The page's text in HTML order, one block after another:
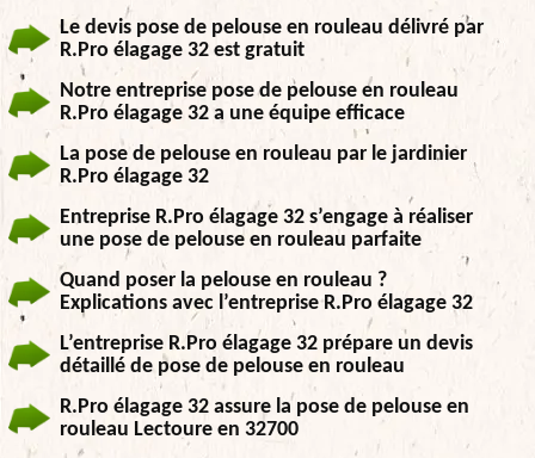
Le devis pose de pelouse en rouleau délivré par
R.Pro élagage 32 est gratuit
Notre entreprise pose de pelouse en rouleau
R.Pro élagage 32 a une équipe efficace
La pose de pelouse en rouleau par le jardinier
R.Pro élagage 32
Entreprise R.Pro élagage 32 s’engage à réaliser
une pose de pelouse en rouleau parfaite
Quand poser la pelouse en rouleau ?
Explications avec l’entreprise R.Pro élagage 32
L’entreprise R.Pro élagage 32 prépare un devis
détaillé de pose de pelouse en rouleau
R.Pro élagage 32 assure la pose de pelouse en
rouleau Lectoure en 32700